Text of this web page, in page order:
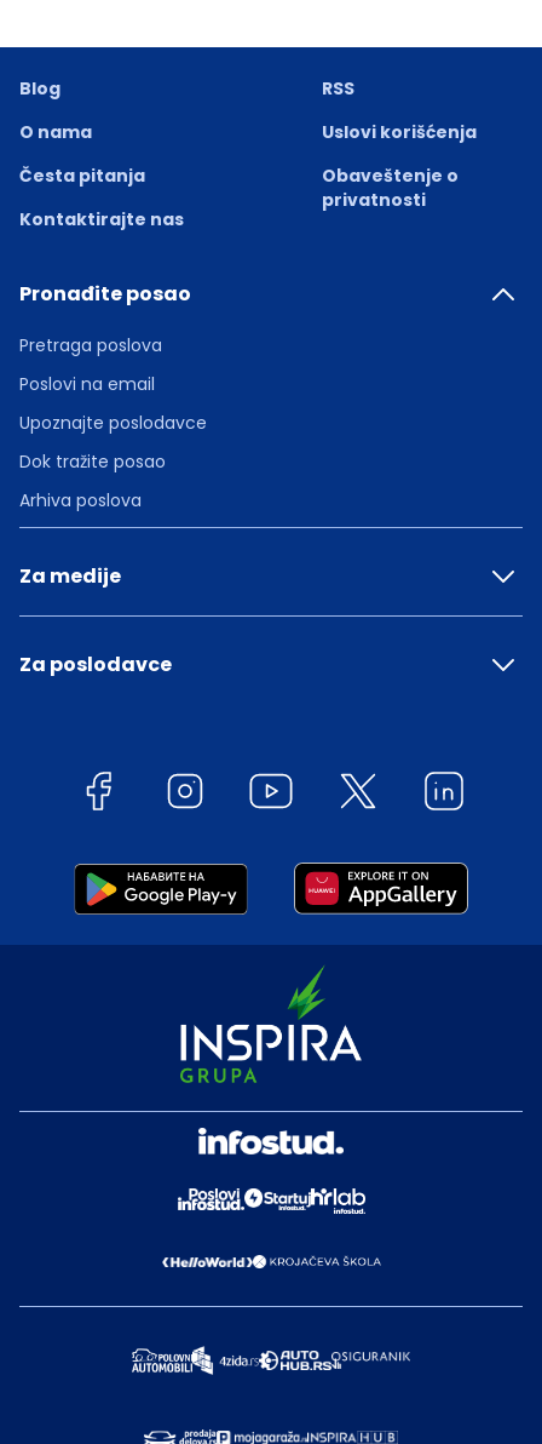
Blog
O nama
Česta pitanja
Kontaktirajte nas
RSS
Uslovi korišćenja
Obaveštenje o
privatnosti
Pronađite posao
Pretraga poslova
Poslovi na email
Upoznajte poslodavce
Dok tražite posao
Arhiva poslova
Za medije
Za poslodavce